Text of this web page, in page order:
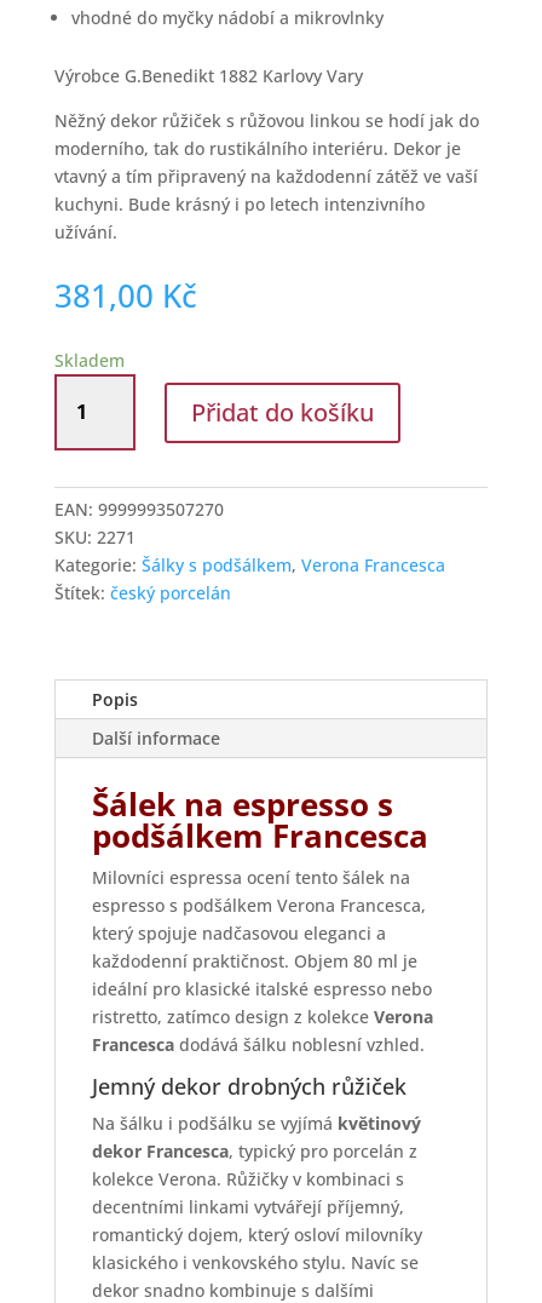
vhodné do myčky nádobí a mikrovlnky
Výrobce G.Benedikt 1882 Karlovy Vary
Něžný dekor růžiček s růžovou linkou se hodí jak do
moderního, tak do rustikálního interiéru. Dekor je
vtavný a tím připravený na každodenní zátěž ve vaší
kuchyni. Bude krásný i po letech intenzivního
užívání.
381,00 Kč
Skladem
espresso
ml
s
podšálkem
Verona
Přidat do košíku
EAN: 9999993507270
SKU: 2271
Kategorie: Šálky s podšálkem, Verona Francesca
Štítek: český porcelán
Popis
Další informace
Šálek na espresso s
podšálkem Francesca
Milovníci espressa ocení tento šálek na
espresso s podšálkem Verona Francesca,
který spojuje nadčasovou eleganci a
každodenní praktičnost. Objem 80 ml je
ideální pro klasické italské espresso nebo
ristretto, zatímco design z kolekce Verona
Francescadodává šálku noblesní vzhled.
Jemný dekor drobných růžiček
Na šálku i podšálku se vyjímá květinový
dekor Francesca, typický pro porcelán z
kolekce Verona. Růžičky v kombinaci s
decentními linkami vytvářejí příjemný,
romantický dojem, který osloví milovníky
klasického i venkovského stylu. Navíc se
dekor snadno kombinuje s dalšími